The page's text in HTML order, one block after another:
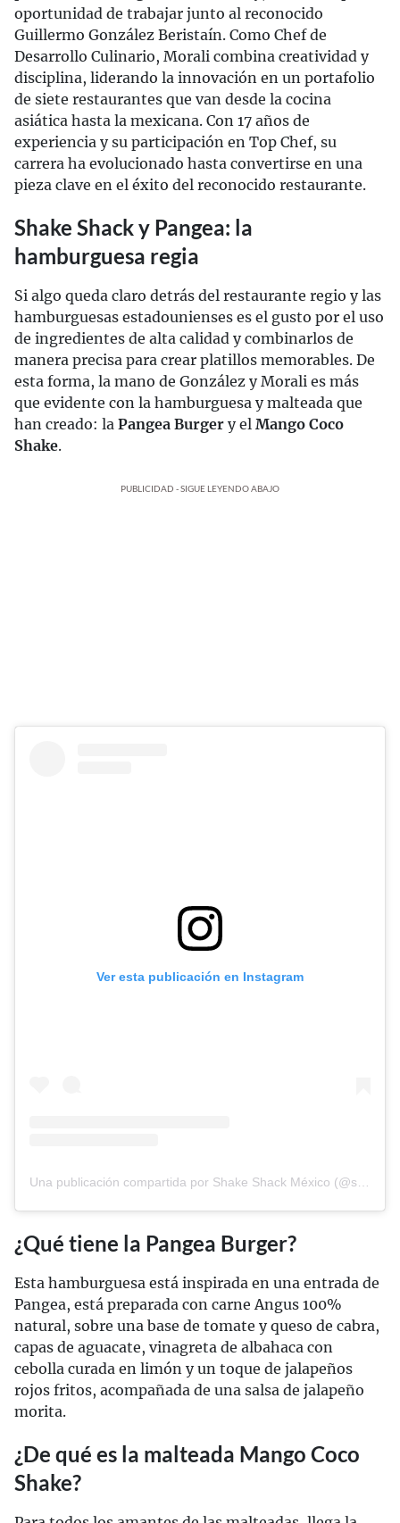
oportunidad de trabajar junto al reconocido
Guillermo González Beristaín. Como Chef de
Desarrollo Culinario, Morali combina creatividad y
disciplina, liderando la innovación en un portafolio
de siete restaurantes que van desde la cocina
asiática hasta la mexicana. Con 17 años de
experiencia y su participación en Top Chef, su
carrera ha evolucionado hasta convertirse en una
pieza clave en el éxito del reconocido restaurante.
Shake Shack y Pangea: la
hamburguesa regia
Si algo queda claro detrás del restaurante regio y las
hamburguesas estadounienses es el gusto por el uso
de ingredientes de alta calidad y combinarlos de
manera precisa para crear platillos memorables. De
esta forma, la mano de González y Morali es más
que evidente con la hamburguesa y malteada que
han creado: la Pangea Burger y el Mango Coco
Shake.
PUBLICIDAD - SIGUE LEYENDO ABAJO
Ver esta publicación en Instagram
¿Qué tiene la Pangea Burger?
Esta hamburguesa está inspirada en una entrada de
Pangea, está preparada con carne Angus 100%
natural, sobre una base de tomate y queso de cabra,
capas de aguacate, vinagreta de albahaca con
cebolla curada en limón y un toque de jalapeños
rojos fritos, acompañada de una salsa de jalapeño
morita.
¿De qué es la malteada Mango Coco
Shake?